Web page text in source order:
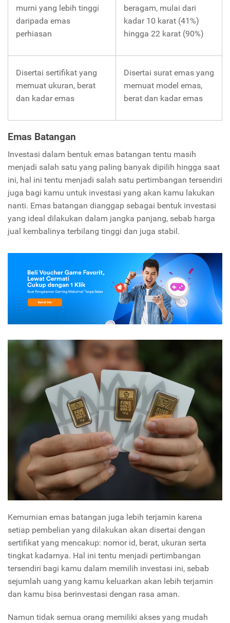
murni yang lebih tinggi
daripada emas
perhiasan
beragam, mulai dari
kadar 10 karat (41%)
hingga 22 karat (90%)
Disertai sertifikat yang
memuat ukuran, berat
dan kadar emas
Disertai surat emas yang
memuat model emas,
berat dan kadar emas
Emas Batangan
Investasi dalam bentuk emas batangan tentu masih
menjadi salah satu yang paling banyak dipilih hingga saat
ini, hal ini tentu menjadi salah satu pertimbangan tersendiri
juga bagi kamu untuk investasi yang akan kamu lakukan
nanti. Emas batangan dianggap sebagai bentuk investasi
yang ideal dilakukan dalam jangka panjang, sebab harga
jual kembalinya terbilang tinggi dan juga stabil.
Kemurnian emas batangan juga lebih terjamin karena
setiap pembelian yang dilakukan akan disertai dengan
sertifikat yang mencakup: nomor id, berat, ukuran serta
tingkat kadarnya. Hal ini tentu menjadi pertimbangan
tersendiri bagi kamu dalam memilih investasi ini, sebab
sejumlah uang yang kamu keluarkan akan lebih terjamin
dan kamu bisa berinvestasi dengan rasa aman.
Namun tidak semua orang memiliki akses yang mudah